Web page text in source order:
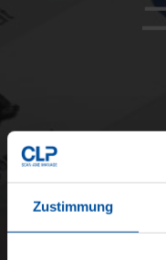
Zustimmung